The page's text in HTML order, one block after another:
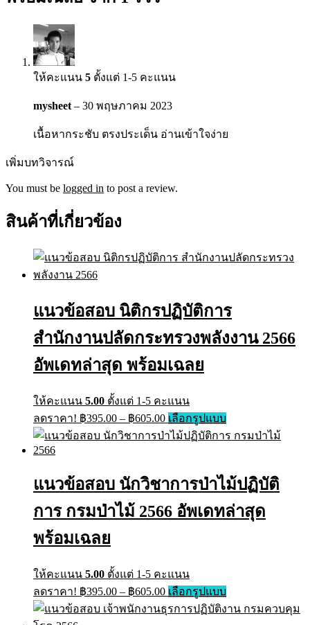
ให้คะแนน 5 ตั้งแต่ 1-5 คะแนน
mysheet – 30 พฤษภาคม 2023
เนื้อหากระชับ ตรงประเด็น อ่านเข้าใจง่าย
เพิ่มบทวิจารณ์
You must be logged in to post a review.
สินค้าที่เกี่ยวข้อง
แนวข้อสอบ นิติกรปฏิบัติการ
สำนักงานปลัดกระทรวงพลังงาน 2566
อัพเดทล่าสุด พร้อมเฉลย
ให้คะแนน 5.00 ตั้งแต่ 1-5 คะแนน
ลดราคา! ฿395.00 – ฿605.00Price
range:
฿395.00
เลือกรูปแบบThis
product
has
The
options
may
be
แนวข้อสอบ นักวิชาการป่าไม้ปฏิบัติ
การ กรมป่าไม้ 2566 อัพเดทล่าสุด
พร้อมเฉลย
ให้คะแนน 5.00 ตั้งแต่ 1-5 คะแนน
ลดราคา! ฿395.00 – ฿605.00Price
range:
฿395.00
เลือกรูปแบบThis
product
has